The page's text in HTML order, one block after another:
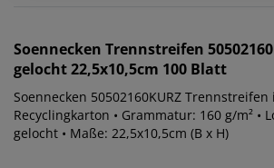
Soennecken Trennstreifen
gelocht 22,5x10,5cm 100 Blatt
Soennecken 50502160KURZ
Recyclingkarton • Grammatur: 160 g/m² •
gelocht • Maße: 22,5x10,5cm (B x H)